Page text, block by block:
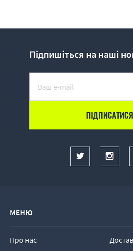
Підпишіться на наші
МЕНЮ
Про нас